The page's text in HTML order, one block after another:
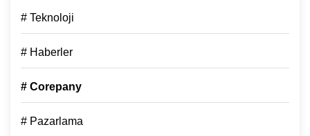
# Teknoloji
# Haberler
# Corepany
# Pazarlama